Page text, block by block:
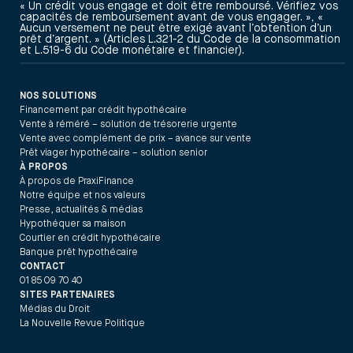
« Un crédit vous engage et doit être remboursé. Vérifiez vos
capacités de remboursement avant de vous engager. », «
Aucun versement ne peut être exigé avant l’obtention d’un
prêt d’argent. » (Articles L.321-2 du Code de la consommation
et L.519-6 du Code monétaire et financier).
NOS SOLUTIONS
Financement par crédit hypothécaire
Vente à réméré – solution de trésorerie urgente
Vente avec complément de prix – avance sur vente
Prêt viager hypothécaire – solution senior
À PROPOS
À propos de PraxiFinance
Notre équipe et nos valeurs
Presse, actualités & médias
Hypothéquer sa maison
Courtier en crédit hypothécaire
Banque prêt hypothécaire
CONTACT
01 85 09 70 40
SITES PARTENAIRES
Médias du Droit
La Nouvelle Revue Politique